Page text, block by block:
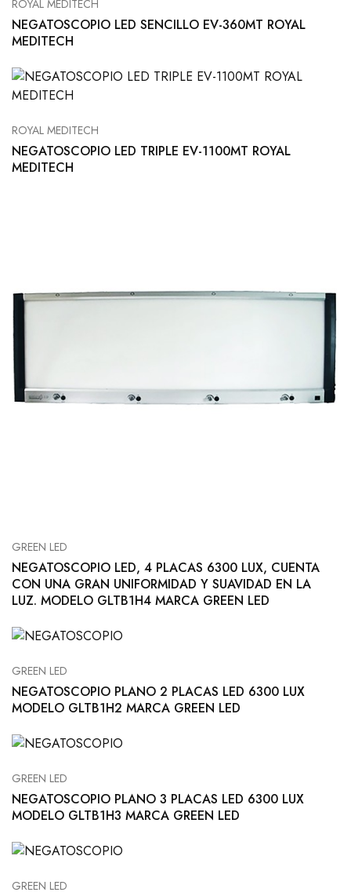
ROYAL MEDITECH
NEGATOSCOPIO LED SENCILLO EV-360MT ROYAL
MEDITECH
ROYAL MEDITECH
NEGATOSCOPIO LED TRIPLE EV-1100MT ROYAL
MEDITECH
GREEN LED
NEGATOSCOPIO LED, 4 PLACAS 6300 LUX, CUENTA
CON UNA GRAN UNIFORMIDAD Y SUAVIDAD EN LA
LUZ. MODELO GLTB1H4 MARCA GREEN LED
GREEN LED
NEGATOSCOPIO PLANO 2 PLACAS LED 6300 LUX
MODELO GLTB1H2 MARCA GREEN LED
GREEN LED
NEGATOSCOPIO PLANO 3 PLACAS LED 6300 LUX
MODELO GLTB1H3 MARCA GREEN LED
GREEN LED